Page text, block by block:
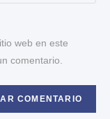
web en este
comentario.